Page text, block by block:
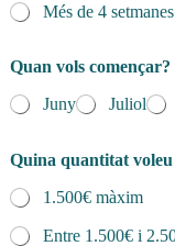
Més de 4 setmanes
Quan vols començar?
Juny
Juliol
Quina quantitat
1.500€ màxim
Entre 1.500€ i